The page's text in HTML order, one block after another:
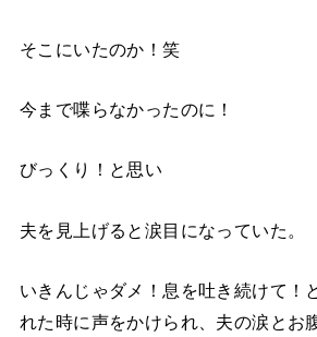
そこにいたのか！笑
今まで喋らなかったのに！
びっくり！と思い
夫を見上げると涙目になっていた。
いきんじゃダメ！息を吐き続けて！
れた時に声をかけられ、夫の涙とお